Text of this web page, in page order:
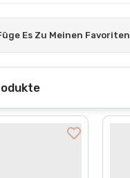
Es Zu Meinen Favoriten